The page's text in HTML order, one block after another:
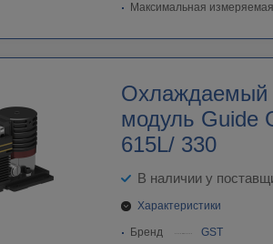
Максимальная
Охлаждаемый
модуль Guide
615L/ 330
В наличии у
Характеристики
Бренд GST